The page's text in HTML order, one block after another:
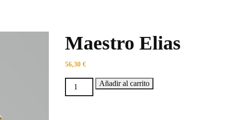
Maestro Elias
56,30€
Añadir al carrito